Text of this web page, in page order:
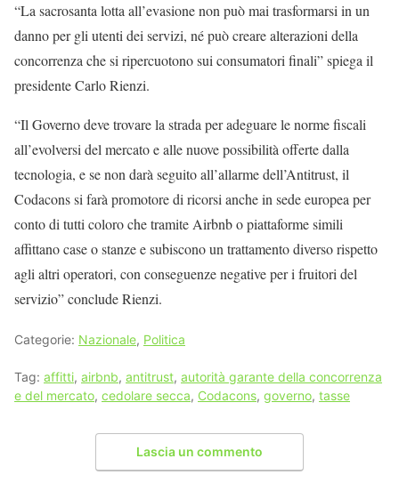
“La sacrosanta lotta all’evasione non può mai trasformarsi in un
danno per gli utenti dei servizi, né può creare alterazioni della
concorrenza che si ripercuotono sui consumatori finali” spiega il
presidente Carlo Rienzi.
“Il Governo deve trovare la strada per adeguare le norme fiscali
all’evolversi del mercato e alle nuove possibilità offerte dalla
tecnologia, e se non darà seguito all’allarme dell’Antitrust, il
Codacons si farà promotore di ricorsi anche in sede europea per
conto di tutti coloro che tramite Airbnb o piattaforme simili
affittano case o stanze e subiscono un trattamento diverso rispetto
agli altri operatori, con conseguenze negative per i fruitori del
servizio” conclude Rienzi.
Categorie: Nazionale, Politica
Tag: affitti, airbnb, antitrust, autorità garante della concorrenza
e del mercato, cedolare secca, Codacons, governo, tasse
Lascia un commento